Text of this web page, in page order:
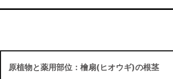
原植物と薬用部位：檜扇(ヒオウギ)の根茎